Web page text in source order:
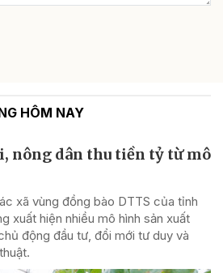
HÔM NAY
nông dân thu tiền tỷ từ mô
xã vùng đồng bào DTTS của tỉnh
xuất hiện nhiều mô hình sản xuất
động đầu tư, đổi mới tư duy và